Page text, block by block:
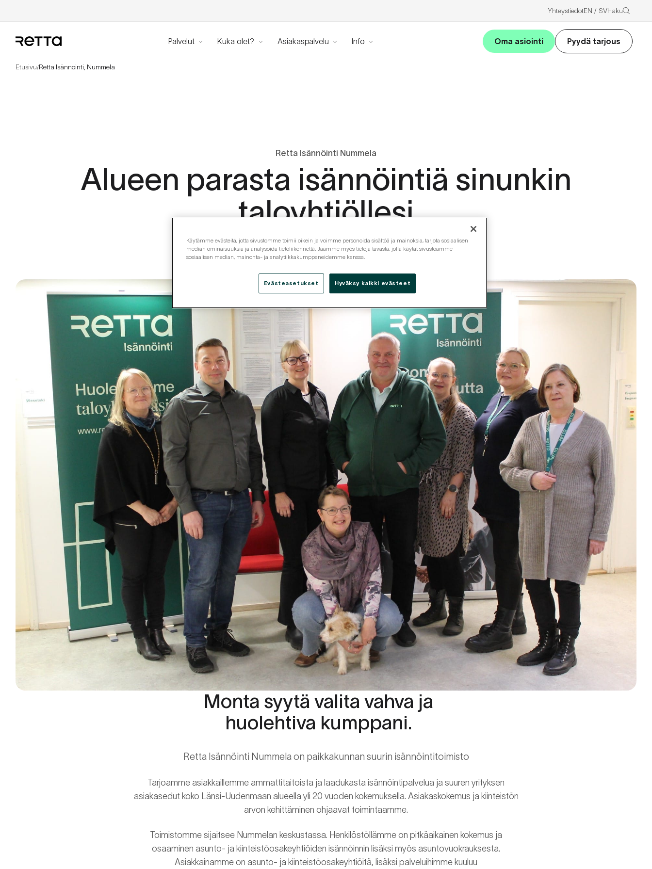
YhteystiedotEN SVHaku
Palvelut Kuka olet? Asiakaspalvelu Info Oma asiointi Pyydä tarjous
Etusivu/Retta Isännöinti, Nummela
Retta Isännöinti Nummela
Alueen parasta isännöintiä sinunkin
taloyhtiöllesi
Tarjouspyyntö Tutustu
Monta syytä valita vahva ja
huolehtiva kumppani.
Retta Isännöinti Nummela on paikkakunnan suurin isännöintitoimisto
Tarjoamme asiakkaillemme ammattitaitoista ja laadukasta isännöintipalvelua ja suuren yrityksen
asiakasedut koko Länsi-Uudenmaan alueella yli 20 vuoden kokemuksella. Asiakaskokemus ja kiinteistön
arvon kehittäminen ohjaavat toimintaamme.
Toimistomme sijaitsee Nummelan keskustassa. Henkilöstöllämme on pitkäaikainen kokemus ja
osaaminen asunto- ja kiinteistöosakeyhtiöiden isännöinnin lisäksi myös asuntovuokrauksesta.
Asiakkainamme on asunto- ja kiinteistöosakeyhtiöitä, lisäksi palveluihimme kuuluu
Käytämme evästeitä, jotta sivustomme toimii oikein ja voimme personoida sisältöä ja mainoksia, tarjota sosiaalisen
median ominaisuuksia ja analysoida tietoliikennettä. Jaamme myös tietoja tavasta, jolla käytät sivustoamme
sosiaalisen median, mainonta- ja analytiikkakumppaneidemme kanssa.
Evästeasetukset Hyväksy kaikki evästeet